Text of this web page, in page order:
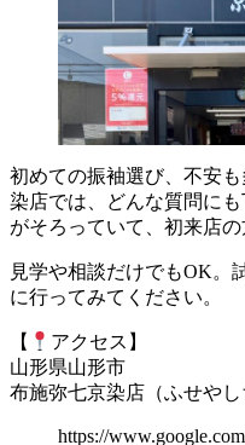
初めての振袖選び、不安
染店では、どんな質問に
がそろっていて、初来店の
見学や相談だけでもOK。
に行ってみてください。
【
アクセス】
山形県山形市
布施弥七京染店（ふせやし
https://